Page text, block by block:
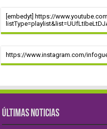
[embedyt] https://
https://www.instagram.com/
ÚLTIMAS NOTICIAS